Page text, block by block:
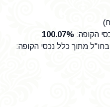
הקופה:
100.07%
מתוך כלל נכסי הקופה: